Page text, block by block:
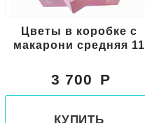
Цветы в коробке с
макарони средняя 11
3 700
КУПИТЬ